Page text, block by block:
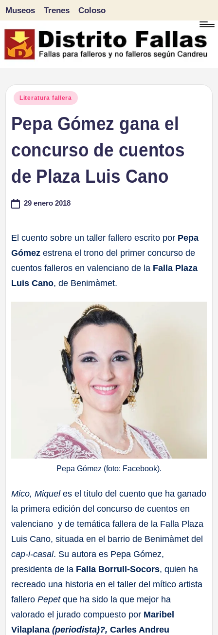
Saltar
al
Museos Trenes Coloso
Publicado
Literatura fallera
Pepa Gómez gana el
concurso de cuentos
de Plaza Luis Cano
29 enero 2018
El cuento sobre un taller fallero escrito por Pepa
Gómez estrena el trono del primer concurso de
cuentos falleros en valenciano de la Falla Plaza
Luis Cano, de Benimàmet.
Pepa Gómez (foto: Facebook).
Mico, Miqueles el título del cuento que ha ganado
la primera edición del concurso de cuentos en
valenciano y de temática fallera de la Falla Plaza
Luis Cano, situada en el barrio de Benimàmet del
cap-i-casal. Su autora es Pepa Gómez,
presidenta de la Falla Borrull-Socors, quien ha
recreado una historia en el taller del mítico artista
falleroPepetque ha sido la que mejor ha
valorado el jurado compuesto por Maribel
Vilaplana(periodista)?, Carles Andreu